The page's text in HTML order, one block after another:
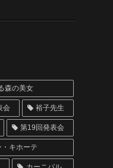
森の美女
会 裕子先生
第19回発表会
・キホーテ